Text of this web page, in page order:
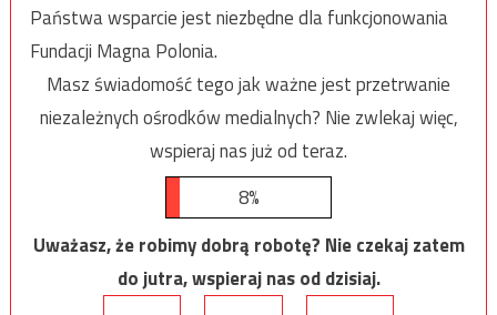
Państwa wsparcie jest niezbędne dla funkcjonowania
Fundacji Magna Polonia.
Masz świadomość tego jak ważne jest przetrwanie
niezależnych ośrodków medialnych? Nie zwlekaj więc,
wspieraj nas już od teraz.
8%
Uważasz, że robimy dobrą robotę? Nie czekaj zatem
do jutra, wspieraj nas od dzisiaj.